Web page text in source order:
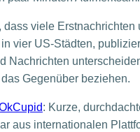
viele
vier US-Städten,
Gegenüber beziehen.
: Kurze,
aus internationalen